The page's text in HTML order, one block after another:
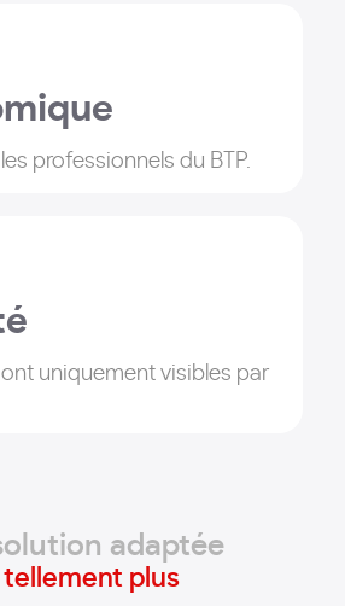
professionnels du BTP.
uniquement visibles par
adaptée
tellement plus